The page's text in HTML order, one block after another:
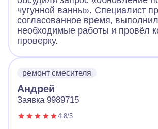
чугунной ванны». Специалист
согласованное время, выполнил
необходимые работы и провёл
проверку.
ремонт смесителя
Андрей
Заявка 9989715
4.8/5